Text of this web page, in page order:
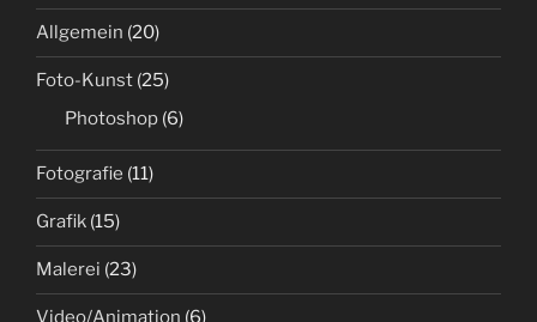
Allgemein (20)
Foto-Kunst (25)
Photoshop (6)
Fotografie (11)
Grafik (15)
Malerei (23)
Video/Animation (6)